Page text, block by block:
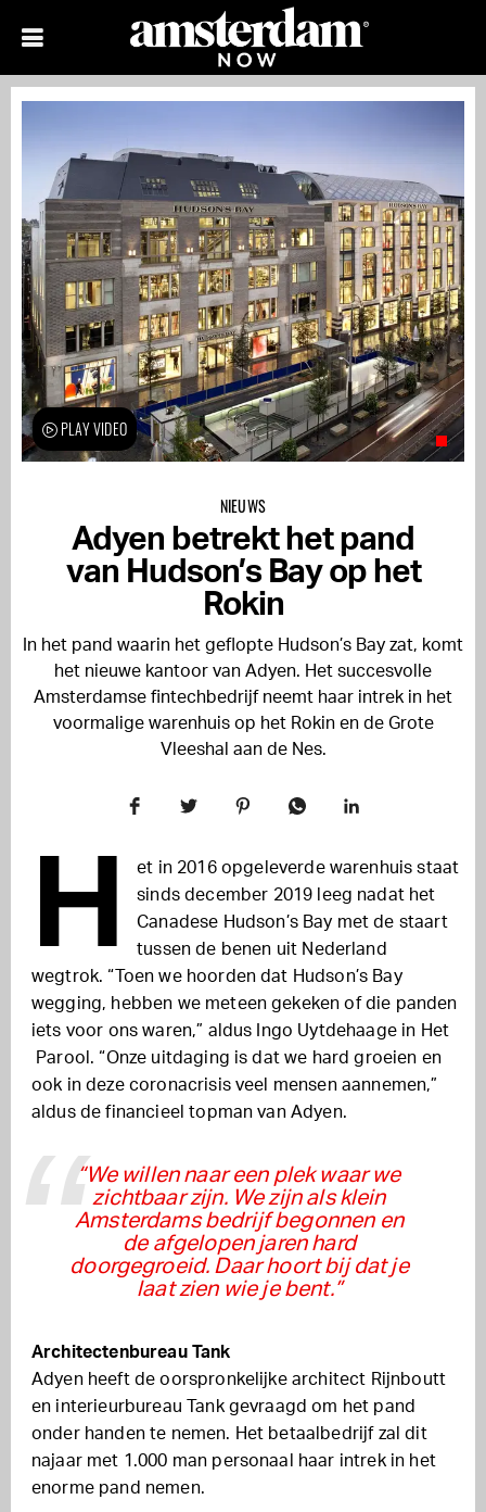
NIEUWS
Adyen betrekt het pand
van Hudson’s Bay op het
Rokin
In het pand waarin het geflopte Hudson’s Bay zat, komt
het nieuwe kantoor van Adyen. Het succesvolle
Amsterdamse fintechbedrijf neemt haar intrek in het
voormalige warenhuis op het Rokin en de Grote
Vleeshal aan de Nes.
PLAY VIDEO
H
et in 2016 opgeleverde warenhuis staat
sinds december 2019 leeg nadat het
Canadese Hudson’s Bay met de staart
tussen de benen uit Nederland
wegtrok. “Toen we hoorden dat Hudson’s Bay
wegging, hebben we meteen gekeken of die panden
iets voor ons waren,” aldus Ingo Uytdehaage in Het
Parool. “Onze uitdaging is dat we hard groeien en
ook in deze coronacrisis veel mensen aannemen,”
aldus de financieel topman van Adyen.
“We willen naar een plek waar we
zichtbaar zijn. We zijn als klein
Amsterdams bedrijf begonnen en
de afgelopen jaren hard
doorgegroeid. Daar hoort bij dat je
laat zien wie je bent.”
Architectenbureau Tank
Adyen heeft de oorspronkelijke architect Rijnboutt
en interieurbureau Tank gevraagd om het pand
onder handen te nemen. Het betaalbedrijf zal dit
najaar met 1.000 man personaal haar intrek in het
enorme pand nemen.